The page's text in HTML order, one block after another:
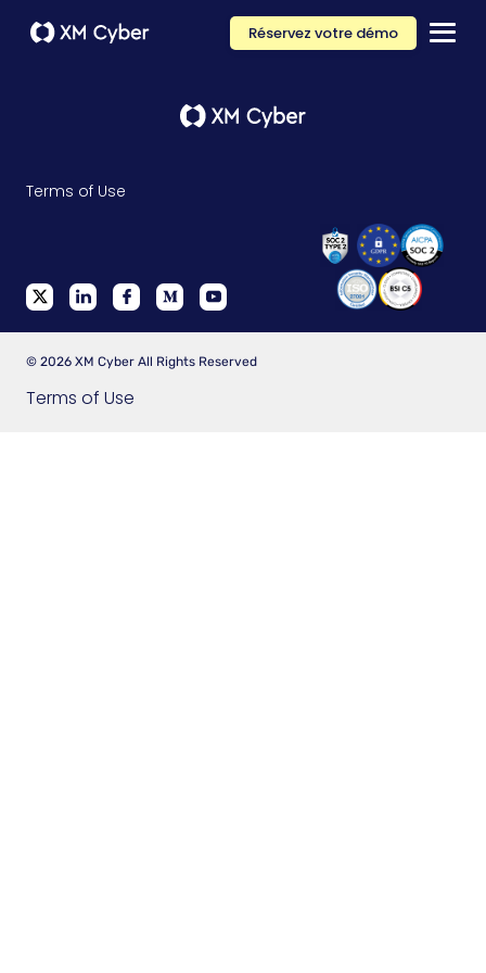
Réservez votre démo
Terms of Use
© 2026 XM Cyber All Rights Reserved
Terms of Use